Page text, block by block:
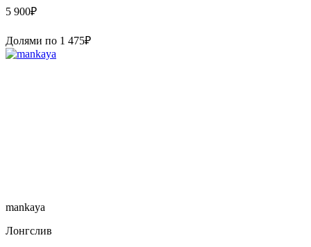
5 900₽
Долями по 1 475₽
mankaya
Лонгслив